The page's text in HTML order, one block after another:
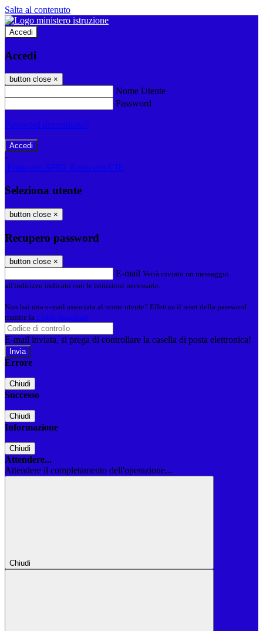
Salta al contenuto
Accedi
Accedi
button close ×
Nome Utente
Password
Password dimenticata?
-
Entra con SPID
Entra con CIE
Seleziona utente
button close ×
Recupero password
button close ×
E-mail Verrà inviato un messaggio
all'indirizzo indicato con le istruzioni necessarie.
Non hai una e-mail associata al nome utente? Effettua il reset della password
tramite la Login Spaggiari
E-mail inviata, si prega di controllare la casella di posta elettronica!
Errore
Chiudi
Successo
Chiudi
Informazione
Chiudi
Attendere...
Attendere il completamento dell'operazione...
Chiudi